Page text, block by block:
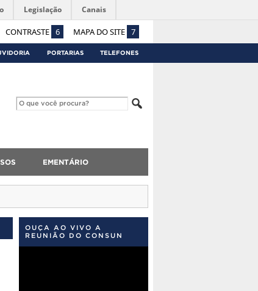
CONTRASTE 6 MAPA DO SITE 7
Legislação Canais
PORTARIAS TELEFONES
EMENTÁRIO
OUÇA AO VIVO A
REUNIÃO DO CONSUN